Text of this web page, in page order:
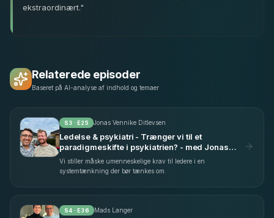
ekstraordinært."
Relaterede episoder
Baseret på AI-analyse af indhold og temaer
S3 · E25 Jonas Vennike Ditlevsen
Ledelse & psykiatri - Trænger vi til et
paradigmeskifte i psykiatrien? - med Jonas
Vennike Ditlevsen (S3 E25)
Vi stiller måske umenneskelige krav til ledere i en
systemtænkning der bør tænkes om.
S4 · E36 Mads Langer